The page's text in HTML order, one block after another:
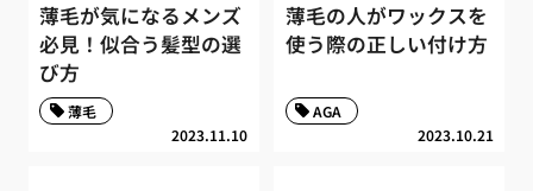
薄毛が気になるメンズ
必見！似合う髪型の選
び方
2023.11.10
薄毛
薄毛の人がワックスを
使う際の正しい付け方
2023.10.21
AGA